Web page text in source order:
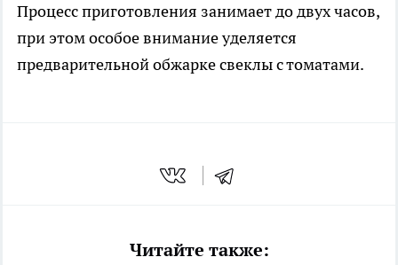
Процесс приготовления занимает до двух часов,
при этом особое внимание уделяется
предварительной обжарке свеклы с томатами.
Читайте также: